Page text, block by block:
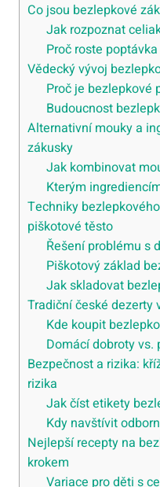
Co jsou bezlepkové
Jak rozpoznat
Proč roste
Vědecký vývoj
Proč je bezlepkové
Budoucnost
Alternativní mouky a
zákusky
Jak kombinovat
Kterým
Techniky
piškotové těsto
Řešení problému s
Piškotový základ
Jak skladovat
Tradiční české dezerty
Kde koupit
Domácí dobroty
Bezpečnost a rizika:
rizika
Jak číst etikety
Kdy navštívit
Nejlepší recepty na
krokem
Variace pro děti s